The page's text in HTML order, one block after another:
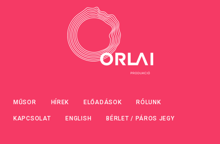
MŰSOR HÍREK ELŐADÁSOK RÓLUNK
KAPCSOLAT ENGLISH BÉRLET / PÁROS JEGY